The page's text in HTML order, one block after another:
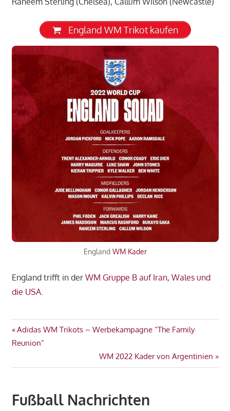
England WM Trikot kaufen
England WM Kader
England trifft in der WM Gruppe B auf Iran, Wales und
die USA.
ENGLAND
GRUPPE
Beitragsnavigation
Vorheriger
Beitrag:
Adidas WM Trikots – Werbekampagne “The Family
Reunion”
Nächster
Beitrag:
WM 2022 Kader von Argentinien
Fußball Nachrichten